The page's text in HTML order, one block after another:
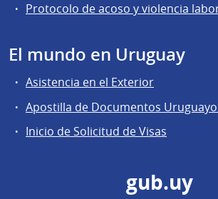
Protocolo de acoso y violencia
El mundo en Uruguay
Asistencia en el Exterior
Apostilla de Documentos
Inicio de Solicitud de Visas
gub.uy